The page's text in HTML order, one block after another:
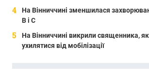
На Вінниччині зменшилася
В і С
На Вінниччині викрили священника,
ухилятися від мобілізації